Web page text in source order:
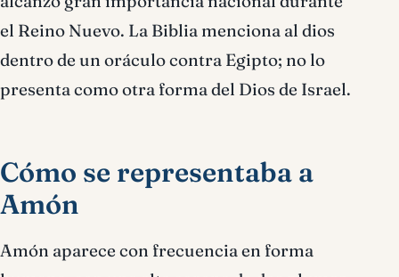
el Reino Nuevo. La Biblia menciona al dios
dentro de un oráculo contra Egipto; no lo
presenta como otra forma del Dios de Israel.
Cómo se representaba a
Amón
Amón aparece con frecuencia en forma